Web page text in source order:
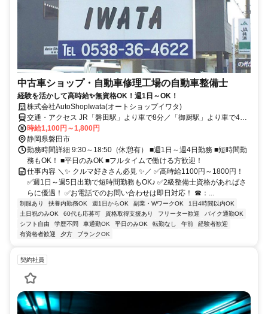
中古車ショップ・自動車修理工場の自動車整備士
経験を活かして高時給✨無資格OK！週1日～OK！
株式会社AutoShopIwata(オートショップイワタ)
交通・アクセス JR「磐田駅」より車で8分／「御厨駅」より車で4分
★車通勤OK
時給1,100円～1,800円
静岡県磐田市
勤務時間詳細 9:30～18:50（休憩有） ■週1日～週4日勤務 ■短時間勤
務もOK！ ■平日のみOK ■フルタイムで働ける方歓迎！
仕事内容 ＼✨ クルマ好きさん必見 ✨／ ✅高時給1100円～1800円！
✅週1日～週5日出勤で短時間勤務もOK♪ ✅2級整備士資格があればさ
らに優遇！ ✅お電話でのお問い合わせは即日対応！ ☎：...
制服あり 扶養内勤務OK 週1日からOK 副業・WワークOK
1日4時間以内OK
土日祝のみOK
60代も応募可 資格取得支援あり フリーター歓迎
バイク通勤OK
シフト自由
学歴不問 車通勤OK 平日のみOK 転勤なし 午前
経験者歓迎
有資格者歓迎
夕方 ブランクOK
契約社員